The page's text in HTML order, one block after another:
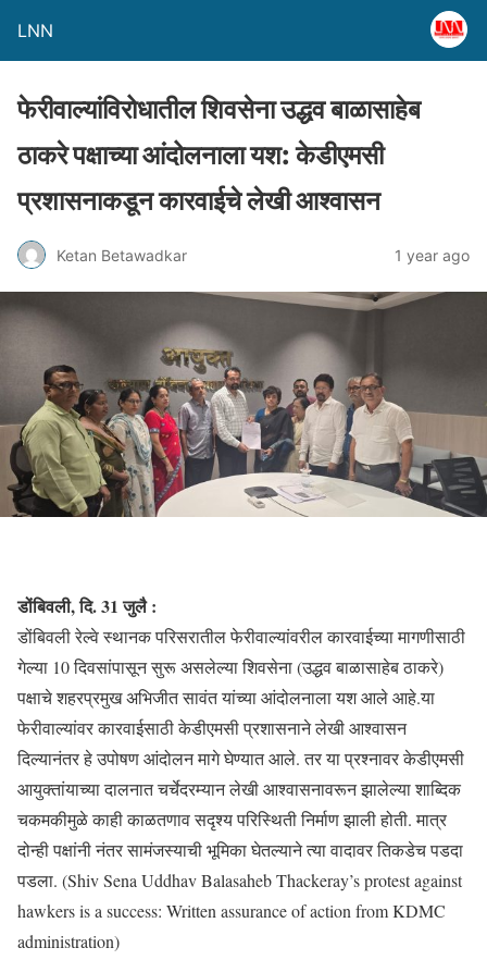
LNN
फेरीवाल्यांविरोधातील शिवसेना उद्धव बाळासाहेब
ठाकरे पक्षाच्या आंदोलनाला यश: केडीएमसी
प्रशासनाकडून कारवाईचे लेखी आश्वासन
Ketan Betawadkar 1 year ago
डोंबिवली, दि. 31 जुलै :
डोंबिवली रेल्वे स्थानक परिसरातील फेरीवाल्यांवरील कारवाईच्या मागणीसाठी
गेल्या 10 दिवसांपासून सुरू असलेल्या शिवसेना (उद्धव बाळासाहेब ठाकरे)
पक्षाचे शहरप्रमुख अभिजीत सावंत यांच्या आंदोलनाला यश आले आहे.या
फेरीवाल्यांवर कारवाईसाठी केडीएमसी प्रशासनाने लेखी आश्वासन
दिल्यानंतर हे उपोषण आंदोलन मागे घेण्यात आले. तर या प्रश्नावर केडीएमसी
आयुक्तांयाच्या दालनात चर्चेदरम्यान लेखी आश्वासनावरून झालेल्या शाब्दिक
चकमकीमुळे काही काळतणाव सदृश्य परिस्थिती निर्माण झाली होती. मात्र
दोन्ही पक्षांनी नंतर सामंजस्याची भूमिका घेतल्याने त्या वादावर तिकडेच पडदा
पडला. (Shiv Sena Uddhav Balasaheb Thackeray’s protest against
hawkers is a success: Written assurance of action from KDMC
administration)